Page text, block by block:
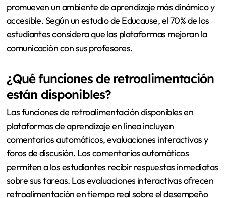
promueven un ambiente de aprendizaje más dinámico y
accesible. Según un estudio de Educause, el 70% de los
estudiantes considera que las plataformas mejoran la
comunicación con sus profesores.
¿Qué funciones de retroalimentación
están disponibles?
Las funciones de retroalimentación disponibles en
plataformas de aprendizaje en línea incluyen
comentarios automáticos, evaluaciones interactivas y
foros de discusión. Los comentarios automáticos
permiten a los estudiantes recibir respuestas inmediatas
sobre sus tareas. Las evaluaciones interactivas ofrecen
retroalimentación en tiempo real sobre el desempeño